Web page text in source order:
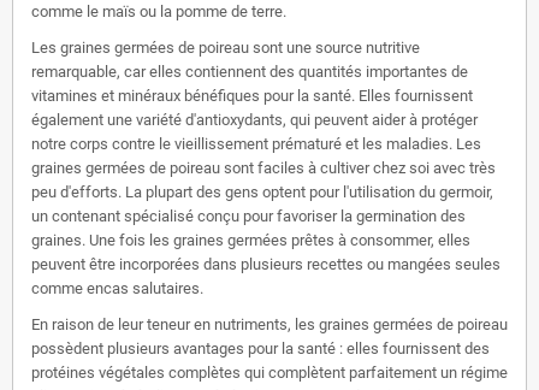
comme le maïs ou la pomme de terre.
Les graines germées de poireau sont une source nutritive
remarquable, car elles contiennent des quantités importantes de
vitamines et minéraux bénéfiques pour la santé. Elles fournissent
également une variété d'antioxydants, qui peuvent aider à protéger
notre corps contre le vieillissement prématuré et les maladies. Les
graines germées de poireau sont faciles à cultiver chez soi avec très
peu d'efforts. La plupart des gens optent pour l'utilisation du germoir,
un contenant spécialisé conçu pour favoriser la germination des
graines. Une fois les graines germées prêtes à consommer, elles
peuvent être incorporées dans plusieurs recettes ou mangées seules
comme encas salutaires.
En raison de leur teneur en nutriments, les graines germées de poireau
possèdent plusieurs avantages pour la santé : elles fournissent des
protéines végétales complètes qui complètent parfaitement un régime